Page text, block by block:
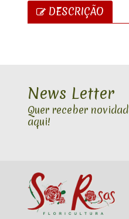
DESCRIÇÃO
News Letter
Quer receber
aqui!